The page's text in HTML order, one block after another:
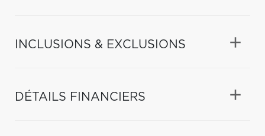
INCLUSIONS & EXCLUSIONS
DÉTAILS FINANCIERS